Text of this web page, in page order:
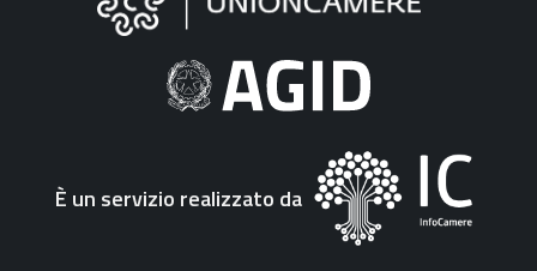
Elettronica"
È un servizio realizzato da